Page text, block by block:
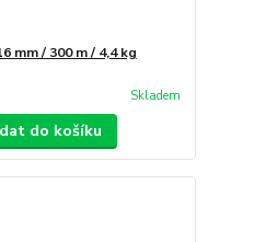
mm / 300 m / 4,4 kg
Skladem
do košíku